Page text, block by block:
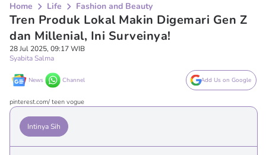
Home Life Fashion and Beauty
Tren Produk Lokal Makin Digemari Gen Z
dan Millenial, Ini Surveinya!
28 Jul 2025, 09:17 WIB
Syabita Salma
News Channel Add Us on Google
pinterest.com/ teen vogue
Intinya Sih